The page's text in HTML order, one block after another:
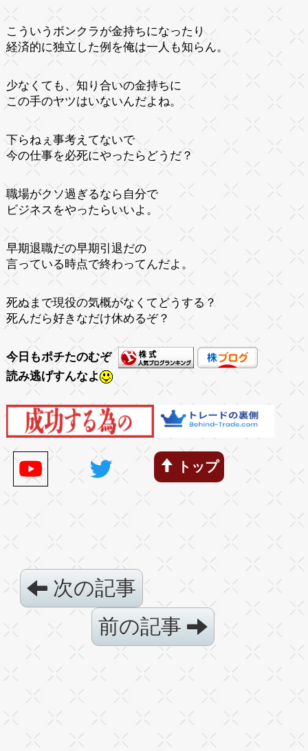
こういうボンクラが金持ちになったり
経済的に独立した例を俺は一人も知らん。
少なくても、知り合いの金持ちに
この手のヤツはいないんだよね。
下らねぇ事考えてないで
今の仕事を必死にやったらどうだ？
職場がクソ過ぎるなら自分で
ビジネスをやったらいいよ。
早期退職だの早期引退だの
言っている時点で終わってんだよ。
死ぬまで現役の気概がなくてどうする？
死んだら好きなだけ休めるぞ？
今日もポチたのむぞ
読み逃げすんなよ
トップ
次の記事
前の記事